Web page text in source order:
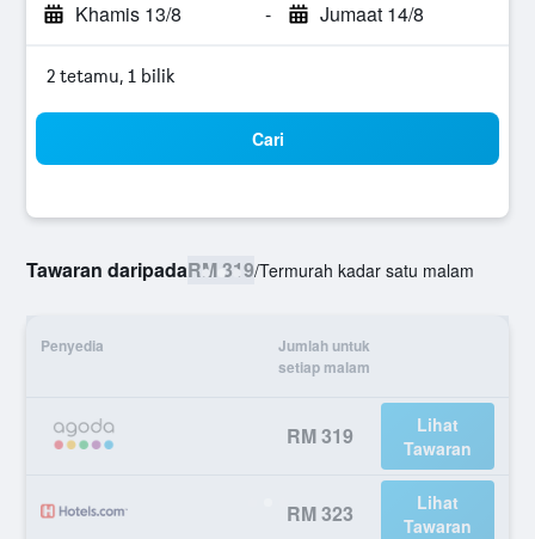
Khamis 13/8 - Jumaat 14/8
2 tetamu, 1 bilik
Cari
Tawaran daripadaRM 319/Termurah kadar satu malam
Penyedia
Jumlah untuk
setiap malam
RM 319
Lihat
Tawaran
RM 323
Lihat
Tawaran